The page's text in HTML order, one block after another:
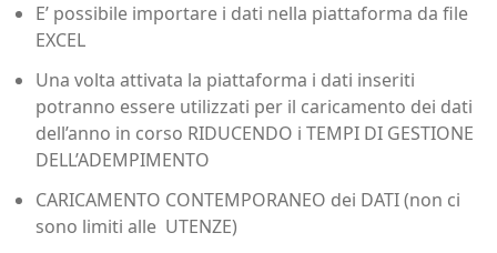
E’ possibile importare i dati nella piattaforma da file
EXCEL
Una volta attivata la piattaforma i dati inseriti
potranno essere utilizzati per il caricamento dei dati
dell’anno in corso RIDUCENDO i TEMPI DI GESTIONE
DELL’ADEMPIMENTO
CARICAMENTO CONTEMPORANEO dei DATI (non ci
sono limiti alle UTENZE)